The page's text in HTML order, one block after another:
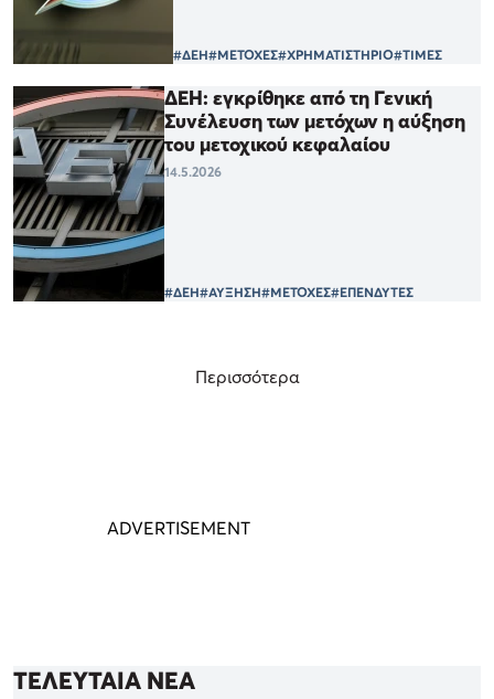
#ΔΕΗ#ΜΕΤΟΧΕΣ#ΧΡΗΜΑΤΙΣΤΗΡΙΟ#ΤΙΜΕΣ
ΔΕΗ: εγκρίθηκε από τη Γενική
Συνέλευση των μετόχων η αύξηση
του μετοχικού κεφαλαίου
14.5.2026
#ΔΕΗ#ΑΥΞΗΣΗ#ΜΕΤΟΧΕΣ#ΕΠΕΝΔΥΤΕΣ
Περισσότερα
ΤΕΛΕΥΤΑΙΑ ΝΕΑ